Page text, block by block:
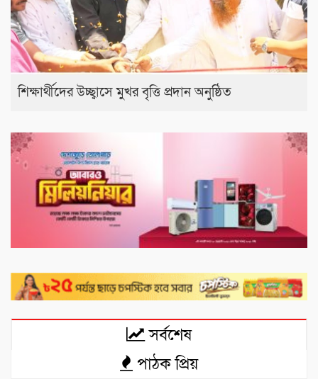
শিক্ষার্থীদের উচ্ছ্বাসে মুখর বৃত্তি প্রদান অনুষ্ঠিত
সর্বশেষ
পাঠক প্রিয়